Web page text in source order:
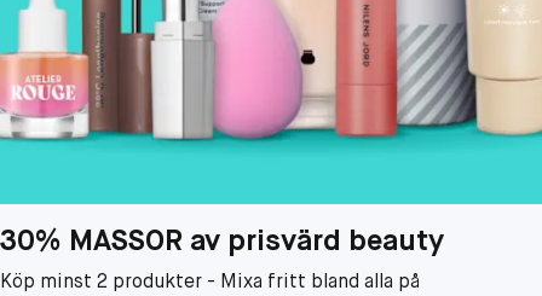
30% MASSOR av prisvärd beauty
Köp minst 2 produkter - Mixa fritt bland alla på